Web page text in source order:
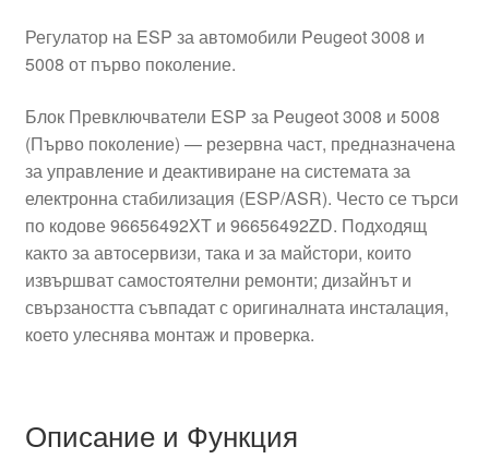
Регулатор на ESP за автомобили Peugeot 3008 и
5008 от първо поколение.
Блок Превключватели ESP за Peugeot 3008 и 5008
(Първо поколение) — резервна част, предназначена
за управление и деактивиране на системата за
електронна стабилизация (ESP/ASR). Често се търси
по кодове 96656492XT и 96656492ZD. Подходящ
както за автосервизи, така и за майстори, които
извършват самостоятелни ремонти; дизайнът и
свързаността съвпадат с оригиналната инсталация,
което улеснява монтаж и проверка.
Описание и Функция